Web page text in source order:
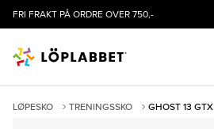
FRI FRAKT PÅ ORDRE OVER 750,-
LØPESKO TRENINGSSKO GHOST 13 GTX